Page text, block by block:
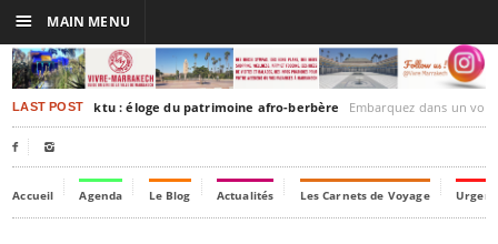
LAST POSTTimbuktu : éloge du patrimoine afro-berbère Embarquez dans un voyage culturel dans le
 
Accueil Agenda Le Blog Actualités Les Carnets de Voyage
☰ MAIN MENU